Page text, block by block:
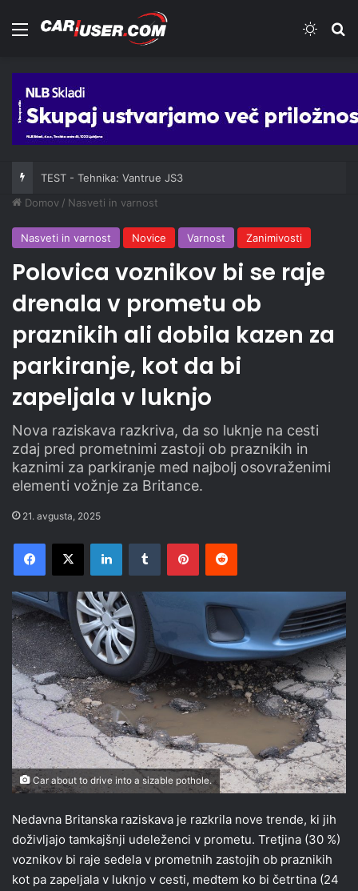
Meni
TEST - Tehnika: Vantrue JS3
Domov / Nasveti in varnost
Nasveti in varnost Novice Varnost Zanimivosti
Polovica voznikov bi se raje
drenala v prometu ob
praznikih ali dobila kazen za
parkiranje, kot da bi
zapeljala v luknjo
Nova raziskava razkriva, da so luknje na cesti
zdaj pred prometnimi zastoji ob praznikih in
kaznimi za parkiranje med najbolj osovraženimi
elementi vožnje za Britance.
21. avgusta, 2025
Facebook
X LinkedInTumblr PinterestReddit
Car about to drive into a sizable pothole.
Nedavna Britanska raziskava je razkrila nove trende, ki jih
doživljajo tamkajšnji udeleženci v prometu. Tretjina (30 %)
voznikov bi raje sedela v prometnih zastojih ob praznikih
kot pa zapeljala v luknjo v cesti, medtem ko bi četrtina (24